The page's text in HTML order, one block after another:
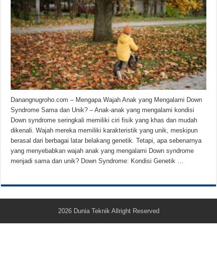
Tips Atasi Motor Bunyi Kletek-Kletek Tanpa Panik Undang Mekanik
Mekanik Pemula? Ini Cara Cerdas Memilih Oli Asli Biar Gak Ketipu
Mekanik Pemula Wajib Tahu Cara Jitu Atasi Rantai Motor Patah
Teknologi Bikin Bisnis Makanan Kamu Makin Cuan! Begini Cara Buka
Danangnugroho.com – Mengapa Wajah Anak yang Mengalami Down
Syndrome Sama dan Unik? – Anak-anak yang mengalami kondisi
Down syndrome seringkali memiliki ciri fisik yang khas dan mudah
dikenali. Wajah mereka memiliki karakteristik yang unik, meskipun
berasal dari berbagai latar belakang genetik. Tetapi, apa sebenarnya
yang menyebabkan wajah anak yang mengalami Down syndrome
menjadi sama dan unik? Down Syndrome: Kondisi Genetik …
2026 Dunia Teknik Allright Reserved